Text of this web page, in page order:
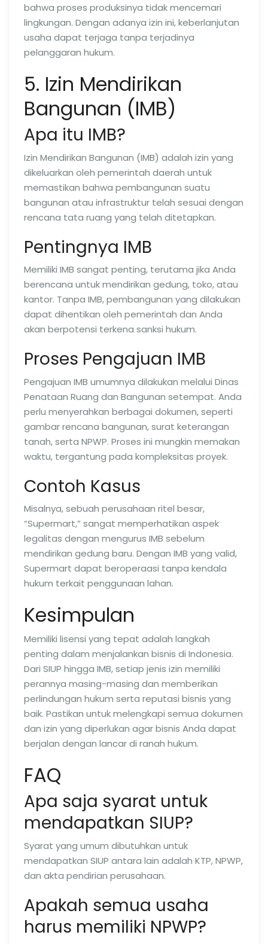
bahwa proses produksinya tidak mencemari
lingkungan. Dengan adanya izin ini, keberlanjutan
usaha dapat terjaga tanpa terjadinya
pelanggaran hukum.
5. Izin Mendirikan
Bangunan (IMB)
Apa itu IMB?
Izin Mendirikan Bangunan (IMB) adalah izin yang
dikeluarkan oleh pemerintah daerah untuk
memastikan bahwa pembangunan suatu
bangunan atau infrastruktur telah sesuai dengan
rencana tata ruang yang telah ditetapkan.
Pentingnya IMB
Memiliki IMB sangat penting, terutama jika Anda
berencana untuk mendirikan gedung, toko, atau
kantor. Tanpa IMB, pembangunan yang dilakukan
dapat dihentikan oleh pemerintah dan Anda
akan berpotensi terkena sanksi hukum.
Proses Pengajuan IMB
Pengajuan IMB umumnya dilakukan melalui Dinas
Penataan Ruang dan Bangunan setempat. Anda
perlu menyerahkan berbagai dokumen, seperti
gambar rencana bangunan, surat keterangan
tanah, serta NPWP. Proses ini mungkin memakan
waktu, tergantung pada kompleksitas proyek.
Contoh Kasus
Misalnya, sebuah perusahaan ritel besar,
“Supermart,” sangat memperhatikan aspek
legalitas dengan mengurus IMB sebelum
mendirikan gedung baru. Dengan IMB yang valid,
Supermart dapat beroperaasi tanpa kendala
hukum terkait penggunaan lahan.
Kesimpulan
Memiliki lisensi yang tepat adalah langkah
penting dalam menjalankan bisnis di Indonesia.
Dari SIUP hingga IMB, setiap jenis izin memiliki
perannya masing-masing dan memberikan
perlindungan hukum serta reputasi bisnis yang
baik. Pastikan untuk melengkapi semua dokumen
dan izin yang diperlukan agar bisnis Anda dapat
berjalan dengan lancar di ranah hukum.
FAQ
Apa saja syarat untuk
mendapatkan SIUP?
Syarat yang umum dibutuhkan untuk
mendapatkan SIUP antara lain adalah KTP, NPWP,
dan akta pendirian perusahaan.
Apakah semua usaha
harus memiliki NPWP?